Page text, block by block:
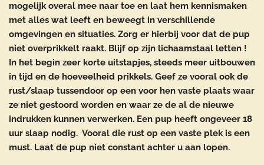
mogelijk overal mee naar toe en laat hem kennismaken
met alles wat leeft en beweegt in verschillende
omgevingen en situaties. Zorg er hierbij voor dat de pup
niet overprikkelt raakt. Blijf op zijn lichaamstaal letten !
In het begin zeer korte uitstapjes, steeds meer uitbouwen
in tijd en de hoeveelheid prikkels. Geef ze vooral ook de
rust/slaap tussendoor op een voor hen vaste plaats waar
ze niet gestoord worden en waar ze de al de nieuwe
indrukken kunnen verwerken. Een pup heeft ongeveer 18
uur slaap nodig. Vooral die rust op een vaste plek is een
must. Laat de pup niet constant achter u aan lopen.